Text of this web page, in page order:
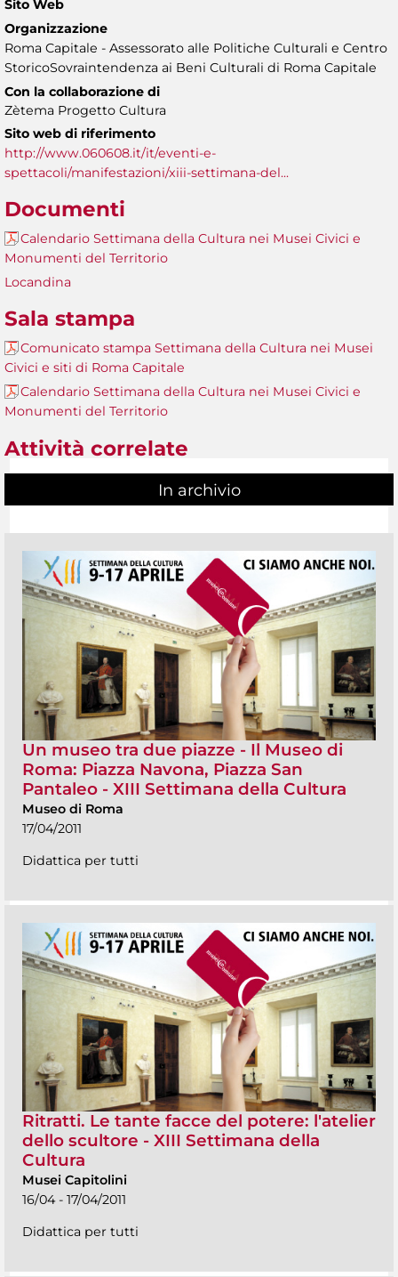
Sito Web
Organizzazione
Roma Capitale - Assessorato alle Politiche Culturali e Centro
StoricoSovraintendenza ai Beni Culturali di Roma Capitale
Con la collaborazione di
Zètema Progetto Cultura
Sito web di riferimento
http://www.060608.it/it/eventi-e-
spettacoli/manifestazioni/xiii-settimana-del...
Documenti
Calendario Settimana della Cultura nei Musei Civici e
Monumenti del Territorio
Locandina
Sala stampa
Comunicato stampa Settimana della Cultura nei Musei
Civici e siti di Roma Capitale
Calendario Settimana della Cultura nei Musei Civici e
Monumenti del Territorio
Attività correlate
In archivio
Un museo tra due piazze - Il Museo di
Roma: Piazza Navona, Piazza San
Pantaleo - XIII Settimana della Cultura
Museo di Roma
17/04/2011
Didattica per tutti
Ritratti. Le tante facce del potere: l'atelier
dello scultore - XIII Settimana della
Cultura
Musei Capitolini
16/04 - 17/04/2011
Didattica per tutti